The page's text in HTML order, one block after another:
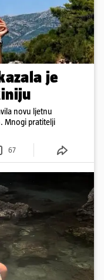
je
novu ljetnu
Mnogi pratitelji
67